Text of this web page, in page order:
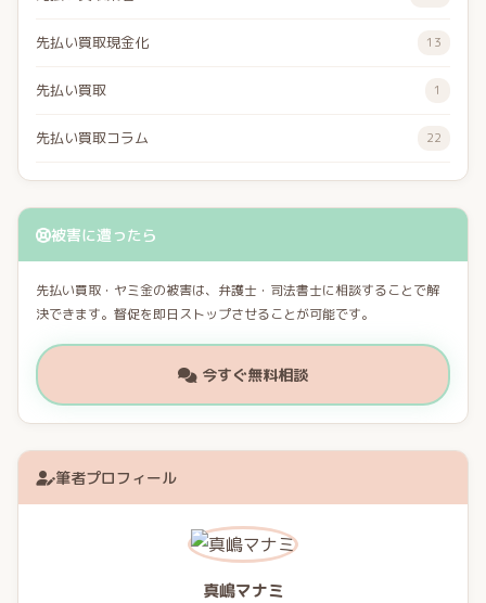
先払い買取現金化 13
先払い買取 1
先払い買取コラム 22
被害に遭ったら
先払い買取・ヤミ金の被害は、弁護士・司法書士に相談することで解
決できます。督促を即日ストップさせることが可能です。
今すぐ無料相談
筆者プロフィール
真嶋マナミ